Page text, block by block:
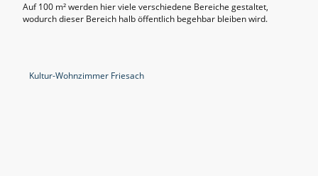
Auf 100 m² werden hier viele verschiedene Bereiche gestaltet,
wodurch dieser Bereich halb öffentlich begehbar bleiben wird.
Kultur-Wohnzimmer Friesach